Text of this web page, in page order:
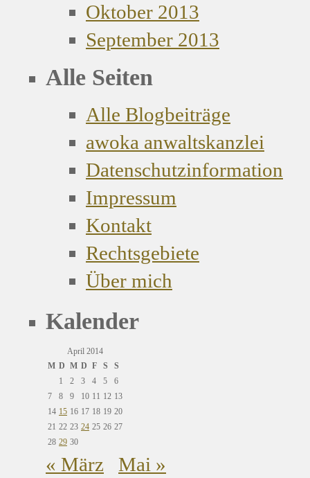
Oktober 2013
September 2013
Alle Seiten
Alle Blogbeiträge
awoka anwaltskanzlei
Datenschutzinformation
Impressum
Kontakt
Rechtsgebiete
Über mich
Kalender
April 2014
M D M D F S
S
1
2 3 4 5
6
7
8 9 10 11 12 13
14 15 16 17 18 19 20
21 22 23 24 25 26 27
28 29 30
« März Mai »